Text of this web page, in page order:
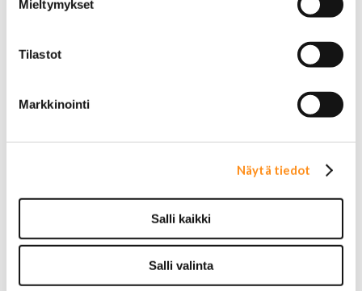
Mieltymykset
Tilastot
Markkinointi
Näytä tiedot
Salli kaikki
Salli valinta
Chevrolet merkit
Ford merkit
Lincoln merkit
Oldsmobile merkit
Plymouth merkit
Pontiac merkit